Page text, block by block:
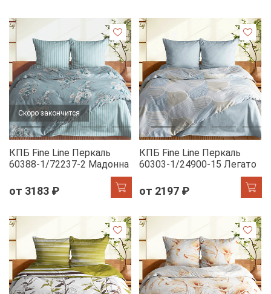
Скоро закончится
КПБ Fine Line Перкаль
60388-1/72237-2 Мадонна
от 3183 ₽
КПБ Fine Line Перкаль
60303-1/24900-15 Легато
от 2197 ₽